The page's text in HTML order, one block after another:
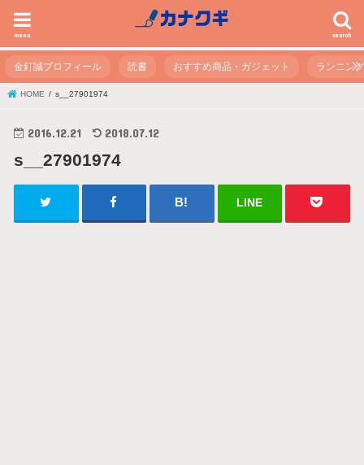
search
menu
金釘誠プロフィール 読書 おすすめ商品・ガジェット ランニング
HOME s__27901974
2016.12.21 2018.07.12
s__27901974
LINE